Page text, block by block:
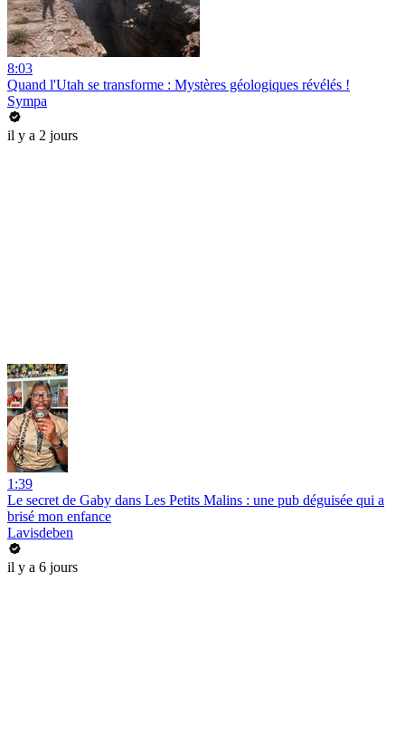
8:03
Quand l'Utah se transforme : Mystères géologiques révélés !
Sympa
il y a 2 jours
1:39
Le secret de Gaby dans Les Petits Malins : une pub déguisée qui a
brisé mon enfance
Lavisdeben
il y a 6 jours